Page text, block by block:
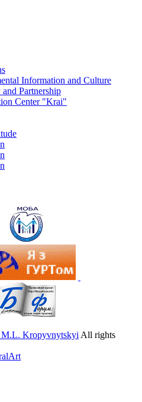
Information and Culture
Partnership
Center "Krai"
M.L. Kropyvnytskyi All rights